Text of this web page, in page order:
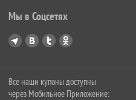
Мы в Соцсетях
Все наши купоны доступны
через Мобильное Приложение: